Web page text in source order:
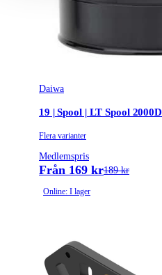
Daiwa
19 | Spool | LT Spool 2000D
Flera varianter
Medlemspris
Från 169 kr189 kr
Online: I lager